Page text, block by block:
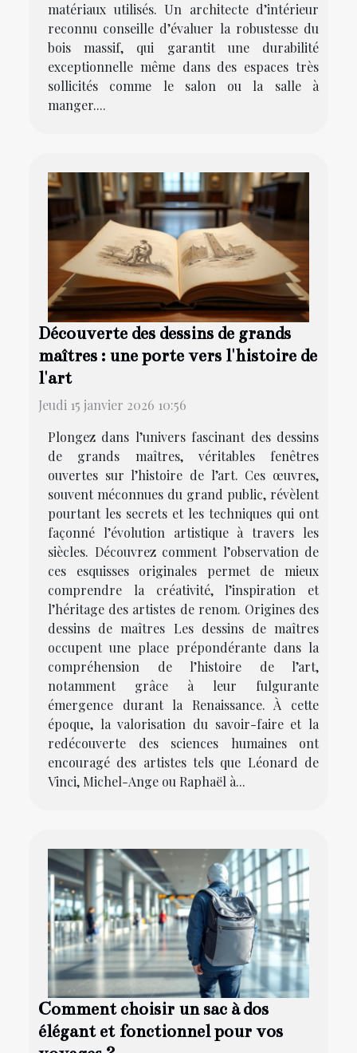
matériaux utilisés. Un architecte d’intérieur
reconnu conseille d’évaluer la robustesse du
bois massif, qui garantit une durabilité
exceptionnelle même dans des espaces très
sollicités comme le salon ou la salle à
manger....
Découverte des dessins de grands
maîtres : une porte vers l'histoire de
l'art
Jeudi 15 janvier 2026 10:56
Plongez dans l’univers fascinant des dessins
de grands maîtres, véritables fenêtres
ouvertes sur l’histoire de l’art. Ces œuvres,
souvent méconnues du grand public, révèlent
pourtant les secrets et les techniques qui ont
façonné l’évolution artistique à travers les
siècles. Découvrez comment l’observation de
ces esquisses originales permet de mieux
comprendre la créativité, l’inspiration et
l’héritage des artistes de renom. Origines des
dessins de maîtres Les dessins de maîtres
occupent une place prépondérante dans la
compréhension de l’histoire de l’art,
notamment grâce à leur fulgurante
émergence durant la Renaissance. À cette
époque, la valorisation du savoir-faire et la
redécouverte des sciences humaines ont
encouragé des artistes tels que Léonard de
Vinci, Michel-Ange ou Raphaël à...
Comment choisir un sac à dos
élégant et fonctionnel pour vos